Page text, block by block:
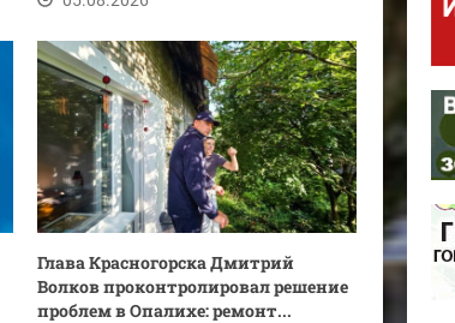
Глава Красногорска Дмитрий
Волков проконтролировал решение
проблем в Опалихе: ремонт...